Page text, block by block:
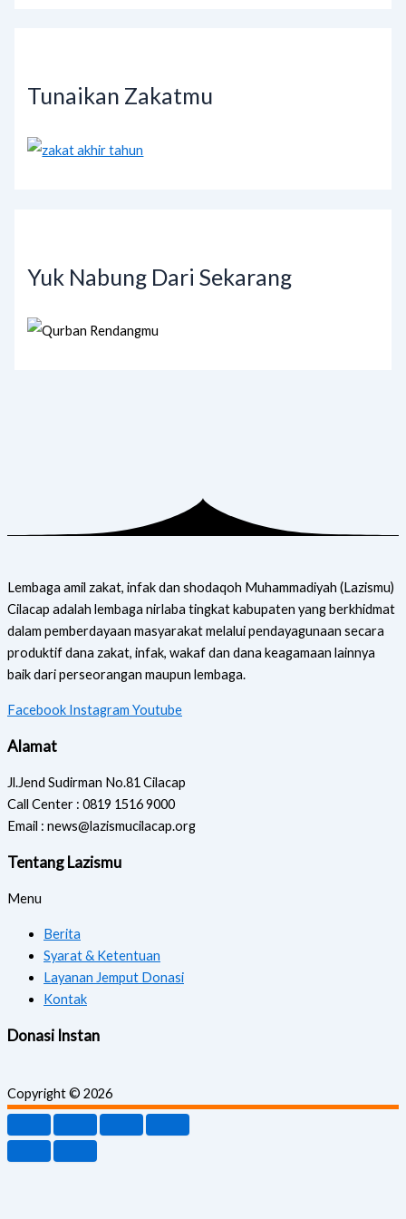
Tunaikan Zakatmu
Yuk Nabung Dari Sekarang
Lembaga amil zakat, infak dan shodaqoh Muhammadiyah (Lazismu)
Cilacap adalah lembaga nirlaba tingkat kabupaten yang berkhidmat
dalam pemberdayaan masyarakat melalui pendayagunaan secara
produktif dana zakat, infak, wakaf dan dana keagamaan lainnya
baik dari perseorangan maupun lembaga.
Facebook Instagram Youtube
Alamat
Jl.Jend Sudirman No.81 Cilacap
Call Center : 0819 1516 9000
Email : news@lazismucilacap.org
Tentang Lazismu
Menu
Berita
Syarat & Ketentuan
Layanan Jemput Donasi
Kontak
Donasi Instan
Copyright © 2026